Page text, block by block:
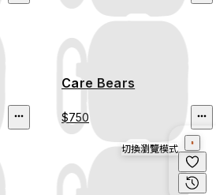
Care Bears
$750
切換瀏覽模式